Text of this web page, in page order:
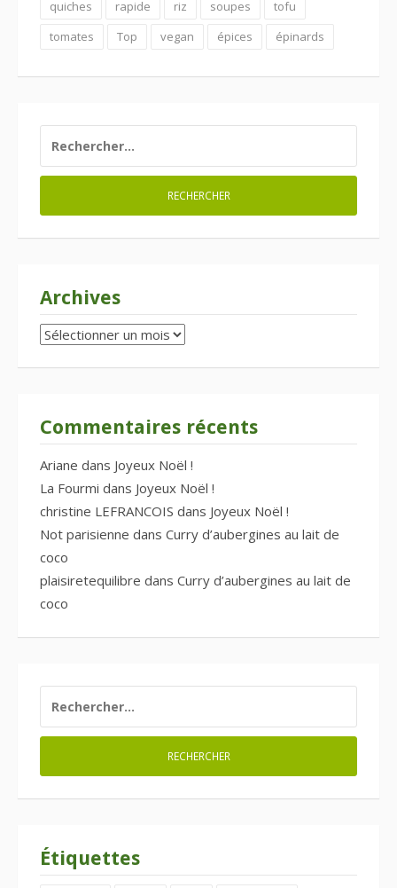
quiches
rapide riz soupes
tofu
tomates
Top vegan épices épinards
Archives
Archives
Commentaires récents
Ariane dans Joyeux Noël !
La Fourmi dans Joyeux Noël !
christine LEFRANCOIS dans Joyeux Noël !
Not parisienne dans Curry d’aubergines au lait de
coco
plaisiretequilibre dans Curry d’aubergines au lait de
coco
Étiquettes